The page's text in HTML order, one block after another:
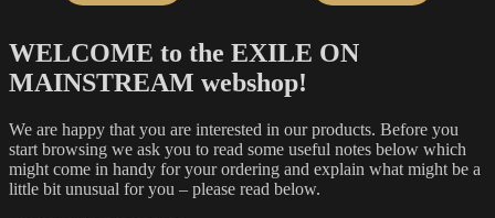
WELCOME to the EXILE ON
MAINSTREAM webshop!
We are happy that you are interested in our products. Before you
start browsing we ask you to read some useful notes below which
might come in handy for your ordering and explain what might be a
little bit unusual for you – please read below.